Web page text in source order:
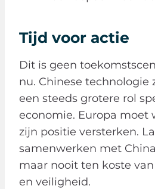
Tijd voor actie
Dit is geen
nu. Chinese technologie
een steeds grotere rol
economie. Europa moet
zijn positie versterken.
samenwerken met
maar nooit ten koste
en veiligheid.